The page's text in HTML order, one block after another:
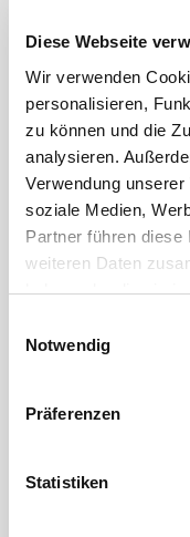
Diese Webseite
Wir verwenden
personalisieren,
zu können und die
analysieren.
Verwendung
soziale Medien,
Partner führen
weiteren Daten
haben oder die sie
Notwendig
Präferenzen
Statistiken
NEUE
–